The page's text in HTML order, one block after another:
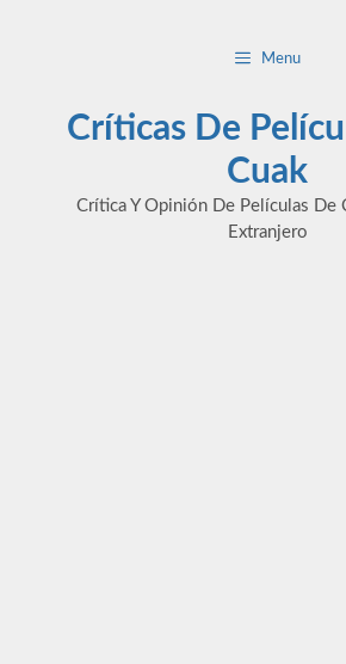
Menu
Críticas De
Cuak
Crítica Y Opinión De Películas De
Extranjero